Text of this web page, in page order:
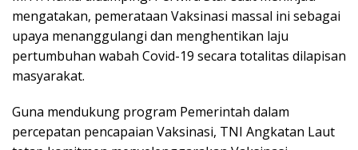
mengatakan, pemerataan Vaksinasi massal ini sebagai
upaya menanggulangi dan menghentikan laju
pertumbuhan wabah Covid-19 secara totalitas dilapisan
masyarakat.
Guna mendukung program Pemerintah dalam
percepatan pencapaian Vaksinasi, TNI Angkatan Laut